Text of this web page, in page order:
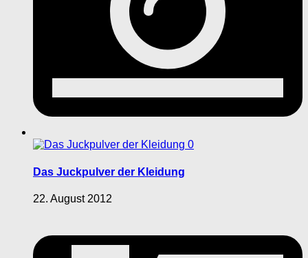
0
Das Juckpulver der Kleidung
22. August 2012